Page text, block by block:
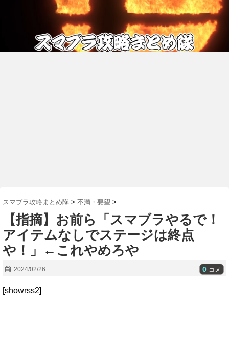
スマブラ攻略まとめ隊 > 不満・要望 >
【指摘】お前ら「スマブラやるで！
アイテムなしでステージは終点
や！」←これやめろや
2024/02/26 0 コメ
[showrss2]